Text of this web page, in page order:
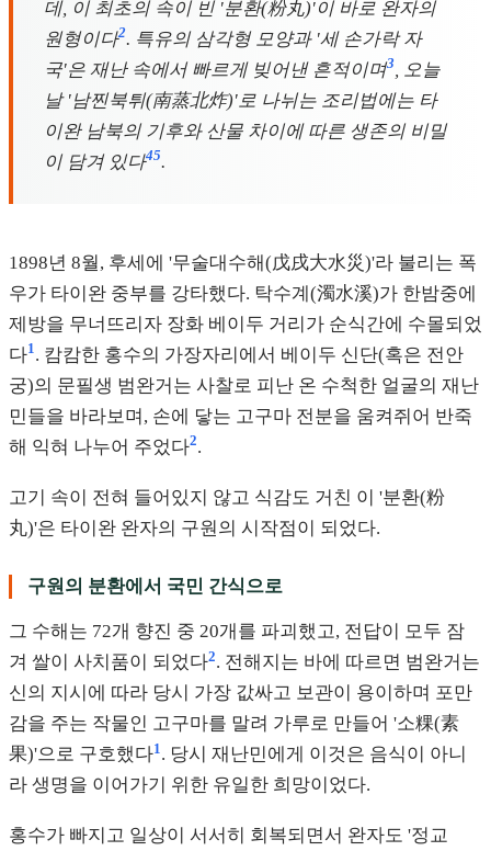
데, 이 최초의 속이 빈 '분환(粉丸)'이 바로 완자의
원형이다2. 특유의 삼각형 모양과 '세 손가락 자
국'은 재난 속에서 빠르게 빚어낸 흔적이며3, 오늘
날 '남찐북튀(南蒸北炸)'로 나뉘는 조리법에는 타
이완 남북의 기후와 산물 차이에 따른 생존의 비밀
이 담겨 있다45.
1898년 8월, 후세에 '무술대수해(戊戌大水災)'라 불리는 폭
우가 타이완 중부를 강타했다. 탁수계(濁水溪)가 한밤중에
제방을 무너뜨리자 장화 베이두 거리가 순식간에 수몰되었
다1. 캄캄한 홍수의 가장자리에서 베이두 신단(혹은 전안
궁)의 문필생 범완거는 사찰로 피난 온 수척한 얼굴의 재난
민들을 바라보며, 손에 닿는 고구마 전분을 움켜쥐어 반죽
해 익혀 나누어 주었다2.
고기 속이 전혀 들어있지 않고 식감도 거친 이 '분환(粉
丸)'은 타이완 완자의 구원의 시작점이 되었다.
구원의 분환에서 국민 간식으로
그 수해는 72개 향진 중 20개를 파괴했고, 전답이 모두 잠
겨 쌀이 사치품이 되었다2. 전해지는 바에 따르면 범완거는
신의 지시에 따라 당시 가장 값싸고 보관이 용이하며 포만
감을 주는 작물인 고구마를 말려 가루로 만들어 '소粿(素
果)'으로 구호했다1 . 당시 재난민에게 이것은 음식이 아니
라 생명을 이어가기 위한 유일한 희망이었다.
홍수가 빠지고 일상이 서서히 회복되면서 완자도 '정교